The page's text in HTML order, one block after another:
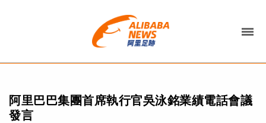
阿里巴巴集團首席執行官吳泳銘業績電話會議
發言